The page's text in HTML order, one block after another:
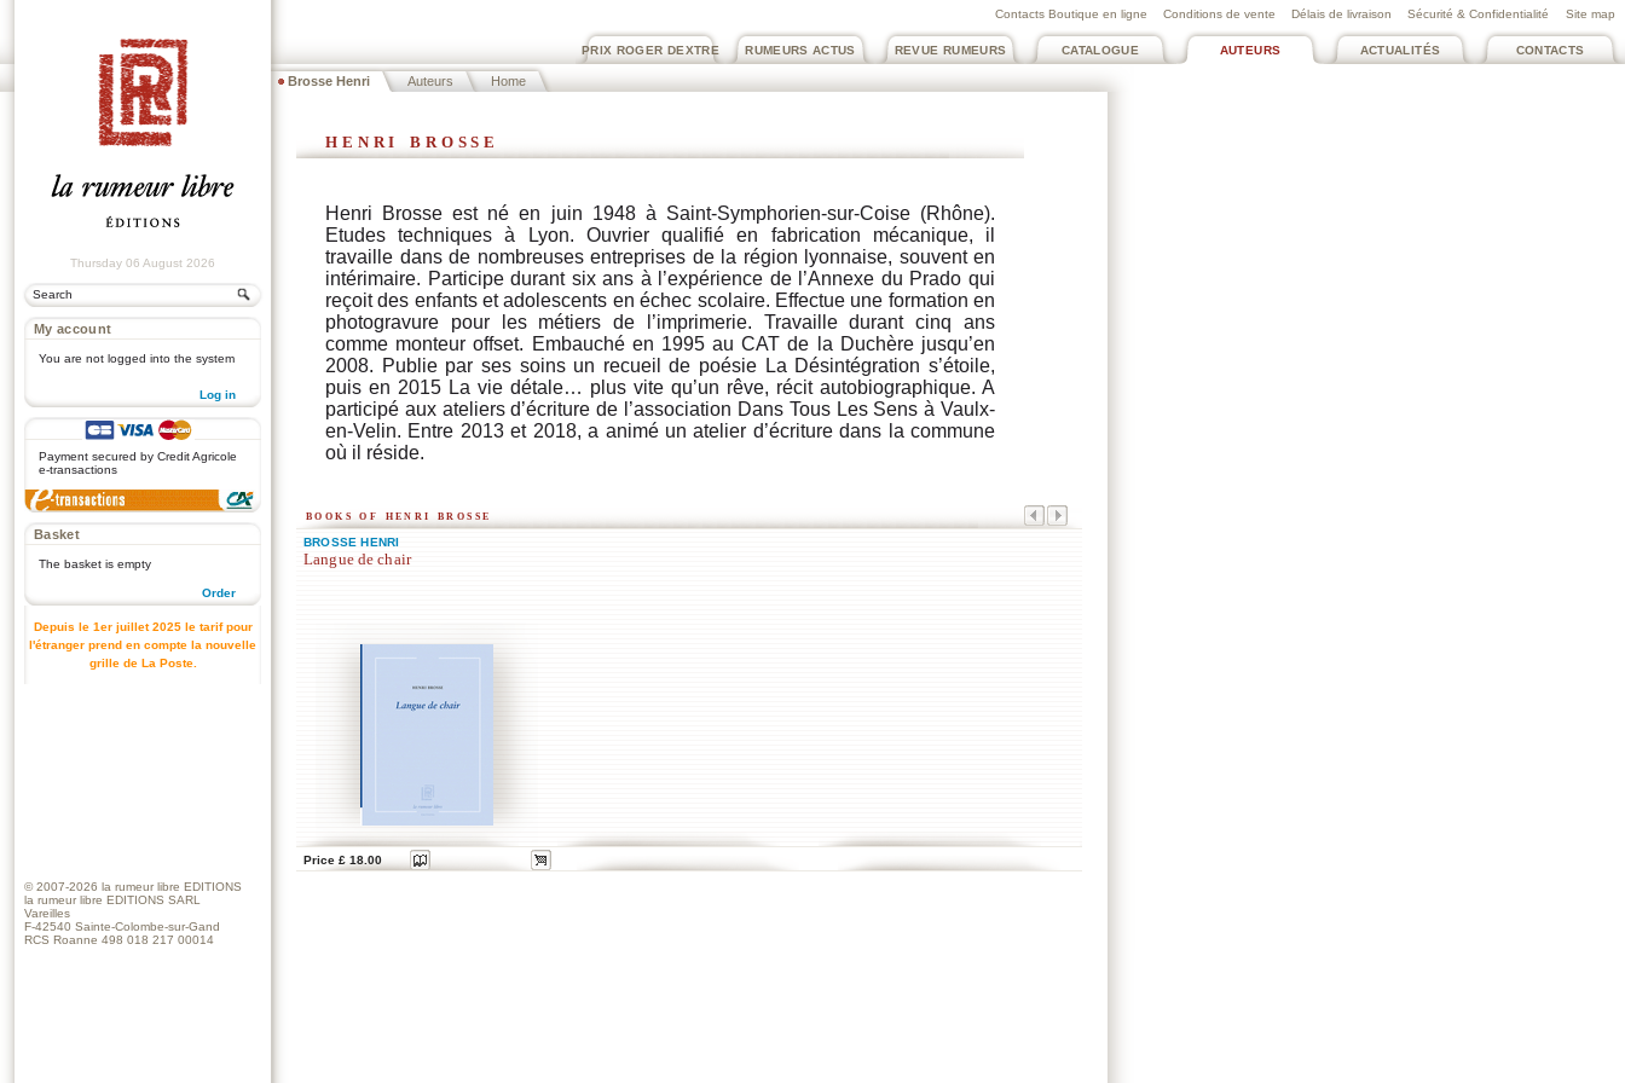
Site map
Contacts Boutique en ligne Conditions de vente Délais de livraison Sécurité & Confidentialité
CONTACTS
ACTUALITÉS
AUTEURS
CATALOGUE
REVUE RUMEURS
RUMEURS ACTUS
PRIX ROGER DEXTRE
Brosse Henri Auteurs Home
Thursday 06 August 2026
My account
You are not logged into the system
Log in
Payment secured by Credit Agricole
e-transactions
Basket
The basket is empty
Order
Depuis le 1er juillet 2025 le tarif pour
l'étranger prend en compte la nouvelle
grille de La Poste.
henri brosse
Henri Brosse est né en juin 1948 à Saint-Symphorien-sur-Coise (Rhône).
Etudes techniques à Lyon. Ouvrier qualifié en fabrication mécanique, il
travaille dans de nombreuses entreprises de la région lyonnaise, souvent en
intérimaire. Participe durant six ans à l’expérience de l’Annexe du Prado qui
reçoit des enfants et adolescents en échec scolaire. Effectue une formation en
photogravure pour les métiers de l’imprimerie. Travaille durant cinq ans
comme monteur offset. Embauché en 1995 au CAT de la Duchère jusqu’en
2008. Publie par ses soins un recueil de poésie La Désintégration s’étoile,
puis en 2015 La vie détale… plus vite qu’un rêve, récit autobiographique. A
participé aux ateliers d’écriture de l’association Dans Tous Les Sens à Vaulx-
en-Velin. Entre 2013 et 2018, a animé un atelier d’écriture dans la commune
où il réside.
books of henri brosse
BROSSE HENRI
Langue de chair
Price £ 18.00
© 2007-2026 la rumeur libre EDITIONS
la rumeur libre EDITIONS SARL
Vareilles
F-42540 Sainte-Colombe-sur-Gand
RCS Roanne 498 018 217 00014